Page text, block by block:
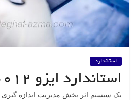
استاندارد
استاندارد ایزو 10012
یک سیستم اثر بخش مدیریت اندازه